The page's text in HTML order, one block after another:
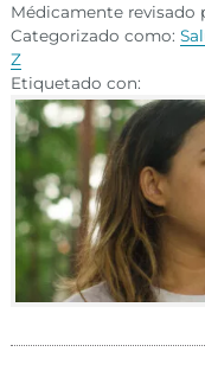
Médicamente revisado
Categorizado como:
Z
Etiquetado con: